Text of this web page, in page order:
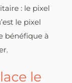
: le pixel
le pixel
bénéfique à
le